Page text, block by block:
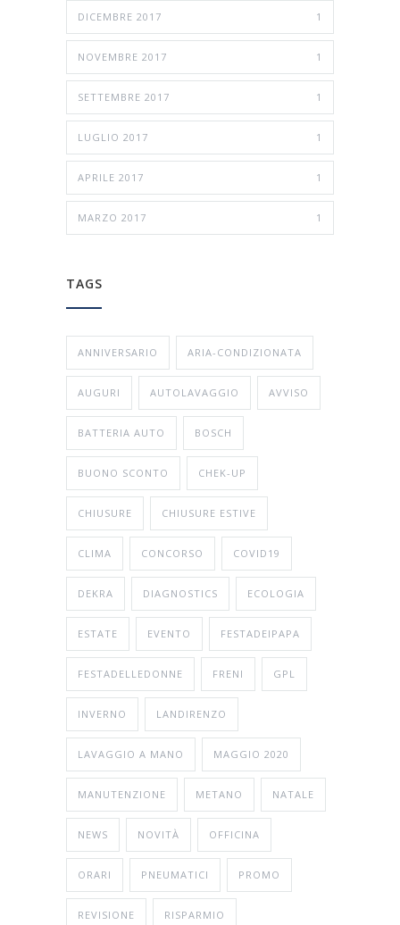
DICEMBRE 2017 1
NOVEMBRE 2017 1
SETTEMBRE 2017 1
LUGLIO 2017 1
APRILE 2017 1
MARZO 2017 1
TAGS
ANNIVERSARIO ARIA-CONDIZIONATA
AUGURI AUTOLAVAGGIO AVVISO
BATTERIA AUTO BOSCH
BUONO SCONTO CHEK-UP
CHIUSURE CHIUSURE ESTIVE
CLIMA CONCORSO COVID19
DEKRA DIAGNOSTICS ECOLOGIA
ESTATE EVENTO FESTADEIPAPA
FESTADELLEDONNE FRENI GPL
INVERNO LANDIRENZO
LAVAGGIO A MANO MAGGIO 2020
MANUTENZIONE METANO NATALE
NEWS NOVITÀ OFFICINA
ORARI PNEUMATICI PROMO
REVISIONE RISPARMIO